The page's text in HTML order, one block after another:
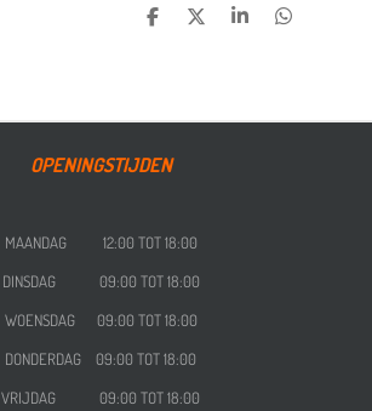
DELENDEEL SHAREDELEN
OPENINGSTIJDEN
MAANDAG 12:00 TOT 18:00
DINSDAG 09:00 TOT 18:00
WOENSDAG 09:00 TOT 18:00
DONDERDAG 09:00 TOT 18:00
VRIJDAG
09:00 TOT 18:00